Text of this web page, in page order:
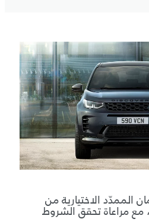
الممدّد الاختيارية من
مع مراعاة تحقق الشروط